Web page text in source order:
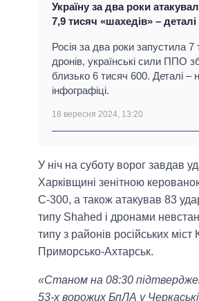
Україну за два роки
7,9 тисяч «шахедів» – деталі
Росія за два роки запустила 7
дронів, українські сили ППО
близько 6 тисяч 600. Деталі –
інфографіці.
18 вересня 2024, 13:20
У ніч на суботу ворог завдав
Харківщині зенітною
С-300, а також атакував 83
типу Shahed і дронами
типу з районів російських міст
Приморсько-Ахтарськ.
«Станом на 08:30
53-х ворожих БпЛА у